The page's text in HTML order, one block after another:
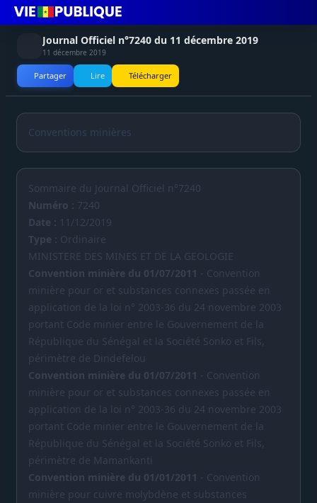
Journal Officiel n°7240 du 11 décembre 2019
11 décembre 2019
Partager Lire Télécharger
Conventions minières
Sommaire du Journal Officiel n°7240
Numéro : 7240
Date : 11/12/2019
Type : Ordinaire
MINISTERE DES MINES ET DE LA GEOLOGIE
Convention minière du 01/07/2011 - Convention
minière pour or et substances connexes passée en
application de la loi n° 2003-36 du 24 novembre 2003
portant Code minier entre le Gouvernement de la
République du Sénégal et la Société Sonko et Fils,
périmètre de Dindefelou
Convention minière du 01/07/2011 - Convention
minière pour or et substances connexes passée en
application de la loi n° 2003-36 du 24 novembre 2003
portant Code minier entre le Gouvernement de la
République du Sénégal et la Société Sonko et Fils,
périmètre de Mamankanti
Convention minière du 01/01/2011 - Convention
minière pour cuivre molybdène et substances